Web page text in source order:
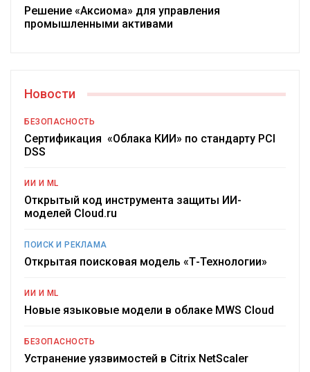
Решение «Аксиома» для управления
промышленными активами
Новости
БЕЗОПАСНОСТЬ
Сертификация «Облака КИИ» по стандарту PCI
DSS
ИИ И ML
Открытый код инструмента защиты ИИ-
моделей Cloud.ru
ПОИСК И РЕКЛАМА
Открытая поисковая модель «Т-Технологии»
ИИ И ML
Новые языковые модели в облаке MWS Cloud
БЕЗОПАСНОСТЬ
Устранение уязвимостей в Citrix NetScaler